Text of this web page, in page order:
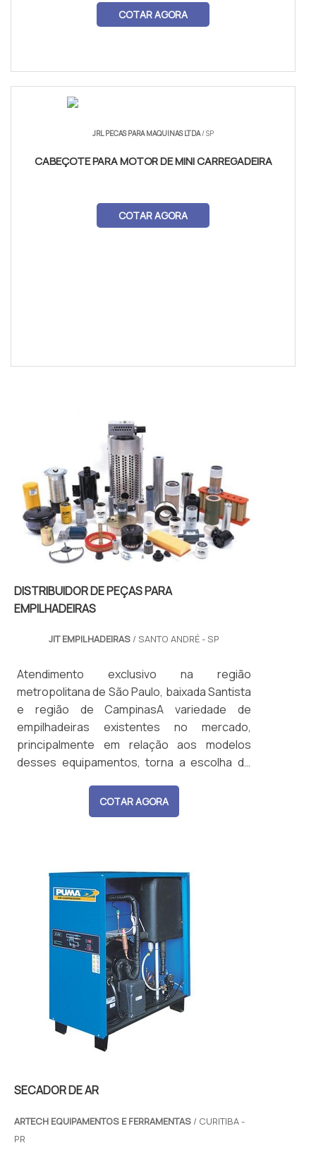
COTAR AGORA
JRL PECAS PARA MAQUINAS LTDA/ SP
CABEÇOTE PARA MOTOR DE MINI CARREGADEIRA
COTAR AGORA
DISTRIBUIDOR DE PEÇAS PARA
EMPILHADEIRAS
JIT EMPILHADEIRAS / SANTO ANDRÉ - SP
Atendimento exclusivo na região
metropolitana de São Paulo, baixada Santista
e região de CampinasA variedade de
empilhadeiras existentes no mercado,
principalmente em relação aos modelos
desses equipamentos, torna a escolha do
tarefa muito importante para fábricas e
centros logísticos. É normal que as
uso. Neste c...
COTAR AGORA
SECADOR DE AR
ARTECH EQUIPAMENTOS E FERRAMENTAS / CURITIBA -
PR